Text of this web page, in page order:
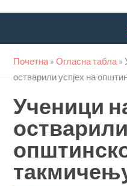
Почетна »Огласна табла »
остварили успјех на
Ученици